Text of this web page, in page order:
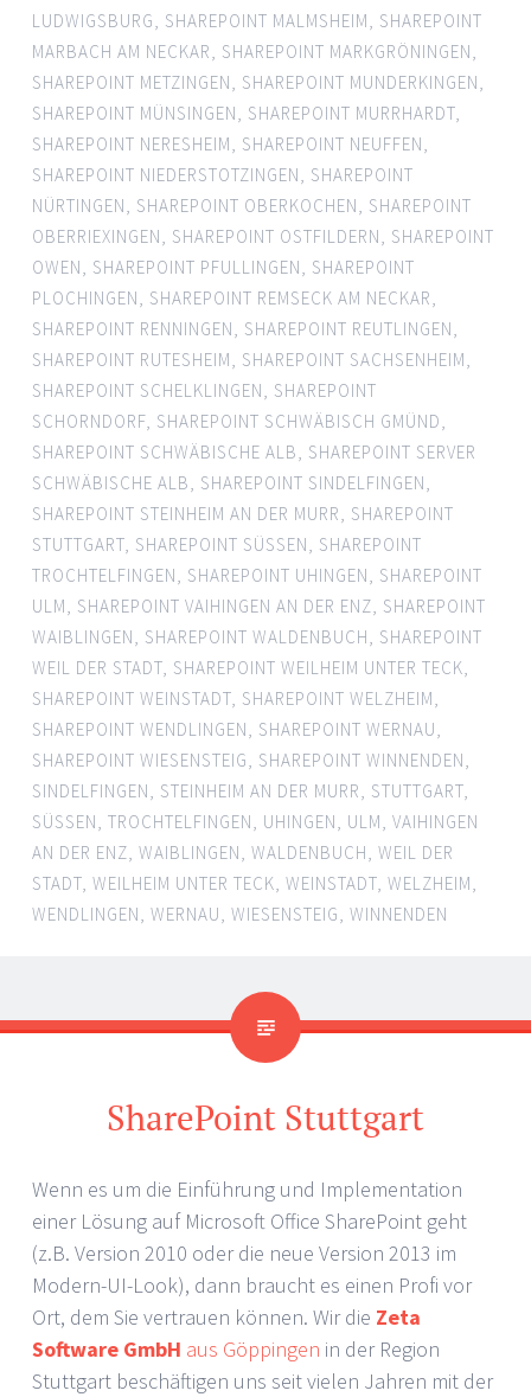
LUDWIGSBURG, SHAREPOINT MALMSHEIM, SHAREPOINT
MARBACH AM NECKAR, SHAREPOINT MARKGRÖNINGEN,
SHAREPOINT METZINGEN, SHAREPOINT MUNDERKINGEN,
SHAREPOINT MÜNSINGEN, SHAREPOINT MURRHARDT,
SHAREPOINT NERESHEIM, SHAREPOINT NEUFFEN,
SHAREPOINT NIEDERSTOTZINGEN, SHAREPOINT
NÜRTINGEN, SHAREPOINT OBERKOCHEN, SHAREPOINT
OBERRIEXINGEN, SHAREPOINT OSTFILDERN, SHAREPOINT
OWEN, SHAREPOINT PFULLINGEN, SHAREPOINT
PLOCHINGEN, SHAREPOINT REMSECK AM NECKAR,
SHAREPOINT RENNINGEN, SHAREPOINT REUTLINGEN,
SHAREPOINT RUTESHEIM, SHAREPOINT SACHSENHEIM,
SHAREPOINT SCHELKLINGEN, SHAREPOINT
SCHORNDORF, SHAREPOINT SCHWÄBISCH GMÜND,
SHAREPOINT SCHWÄBISCHE ALB, SHAREPOINT SERVER
SCHWÄBISCHE ALB, SHAREPOINT SINDELFINGEN,
SHAREPOINT STEINHEIM AN DER MURR, SHAREPOINT
STUTTGART, SHAREPOINT SÜSSEN , SHAREPOINT
TROCHTELFINGEN, SHAREPOINT UHINGEN, SHAREPOINT
ULM, SHAREPOINT VAIHINGEN AN DER ENZ, SHAREPOINT
WAIBLINGEN, SHAREPOINT WALDENBUCH, SHAREPOINT
WEIL DER STADT, SHAREPOINT WEILHEIM UNTER TECK,
SHAREPOINT WEINSTADT, SHAREPOINT WELZHEIM,
SHAREPOINT WENDLINGEN, SHAREPOINT WERNAU,
SHAREPOINT WIESENSTEIG, SHAREPOINT WINNENDEN,
SINDELFINGEN, STEINHEIM AN DER MURR, STUTTGART,
SÜSSEN
, TROCHTELFINGEN, UHINGEN, ULM, VAIHINGEN
AN DER ENZ, WAIBLINGEN, WALDENBUCH, WEIL DER
STADT, WEILHEIM UNTER TECK, WEINSTADT, WELZHEIM,
WENDLINGEN, WERNAU, WIESENSTEIG, WINNENDEN
SharePoint Stuttgart
Wenn es um die Einführung und Implementation
einer Lösung auf Microsoft Office SharePoint geht
(z.B. Version 2010 oder die neue Version 2013 im
Modern-UI-Look), dann braucht es einen Profi vor
Ort, dem Sie vertrauen können. Wir die Zeta
Software GmbH aus Göppingen in der Region
Stuttgart beschäftigen uns seit vielen Jahren mit der